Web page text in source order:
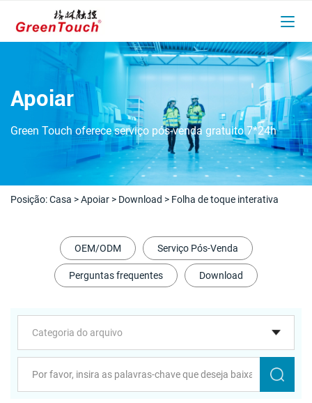
Apoiar
Green Touch oferece serviço pós-venda gratuito 7*24h
Posição:Casa >Apoiar > Download > Folha de toque interativa
OEM/ODM Serviço Pós-Venda
Perguntas frequentes Download